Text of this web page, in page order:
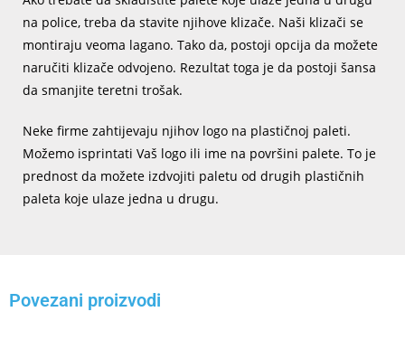
na police, treba da stavite njihove klizače. Naši klizači se
montiraju veoma lagano. Tako da, postoji opcija da možete
naručiti klizače odvojeno. Rezultat toga je da postoji šansa
da smanjite teretni trošak.
Neke firme zahtijevaju njihov logo na plastičnoj paleti.
Možemo isprintati Vaš logo ili ime na površini palete. To je
prednost da možete izdvojiti paletu od drugih plastičnih
paleta koje ulaze jedna u drugu.
Povezani proizvodi